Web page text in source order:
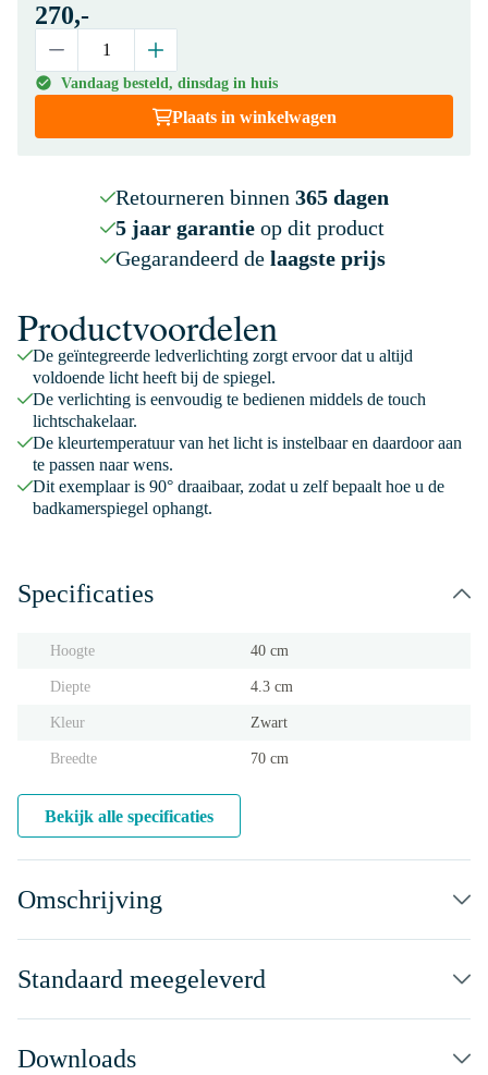
270,-
Vandaag besteld, dinsdag in huis
Plaats in winkelwagen
Retourneren binnen 365 dagen
5 jaar garantieop dit product
Gegarandeerd de laagste prijs
Productvoordelen
De geïntegreerde ledverlichting zorgt ervoor dat u altijd
voldoende licht heeft bij de spiegel.
De verlichting is eenvoudig te bedienen middels de touch
lichtschakelaar.
De kleurtemperatuur van het licht is instelbaar en daardoor aan
te passen naar wens.
Dit exemplaar is 90° draaibaar, zodat u zelf bepaalt hoe u de
badkamerspiegel ophangt.
Specificaties
Hoogte 40 cm
Diepte 4.3 cm
Kleur Zwart
Breedte 70 cm
Bekijk alle specificaties
Omschrijving
Standaard meegeleverd
Downloads